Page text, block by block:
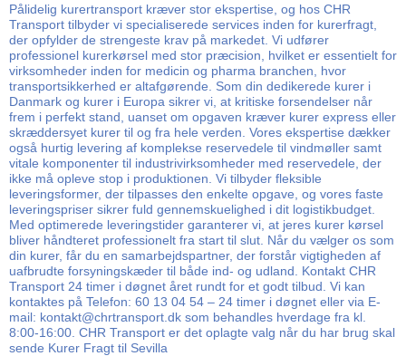
Pålidelig kurertransport kræver stor ekspertise, og hos CHR
Transport tilbyder vi specialiserede services inden for kurerfragt,
der opfylder de strengeste krav på markedet. Vi udfører
professionel kurerkørsel med stor præcision, hvilket er essentielt for
virksomheder inden for medicin og pharma branchen, hvor
transportsikkerhed er altafgørende. Som din dedikerede kurer i
Danmark og kurer i Europa sikrer vi, at kritiske forsendelser når
frem i perfekt stand, uanset om opgaven kræver kurer express eller
skræddersyet kurer til og fra hele verden. Vores ekspertise dækker
også hurtig levering af komplekse reservedele til vindmøller samt
vitale komponenter til industrivirksomheder med reservedele, der
ikke må opleve stop i produktionen. Vi tilbyder fleksible
leveringsformer, der tilpasses den enkelte opgave, og vores faste
leveringspriser sikrer fuld gennemskuelighed i dit logistikbudget.
Med optimerede leveringstider garanterer vi, at jeres kurer kørsel
bliver håndteret professionelt fra start til slut. Når du vælger os som
din kurer, får du en samarbejdspartner, der forstår vigtigheden af
uafbrudte forsyningskæder til både ind- og udland. Kontakt CHR
Transport 24 timer i døgnet året rundt for et godt tilbud. Vi kan
kontaktes på Telefon: 60 13 04 54 – 24 timer i døgnet eller via E-
mail: kontakt@chrtransport.dk som behandles hverdage fra kl.
8:00-16:00. CHR Transport er det oplagte valg når du har brug skal
sende Kurer Fragt til Sevilla